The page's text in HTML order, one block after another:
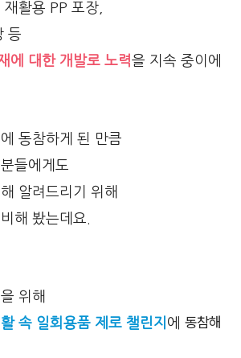
활용 PP 포장,
등
에 대한 개발로 노력을 지속 중이에
동참하게 된 만큼
들에게도
알려드리기 위해
해 봤는데요.
위해
속 일회용품 제로 챌린지 에 동참해